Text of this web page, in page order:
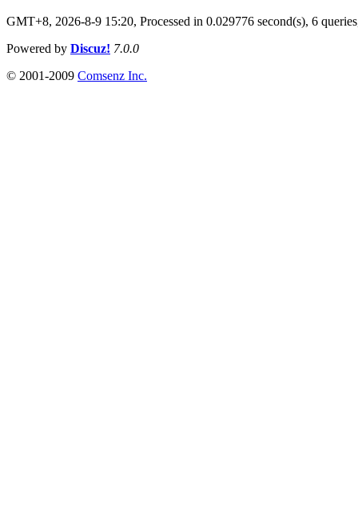
GMT+8, 2026-8-9 15:20, Processed in 0.029776 second(s), 6
Powered by Discuz! 7.0.0
© 2001-2009 Comsenz Inc.